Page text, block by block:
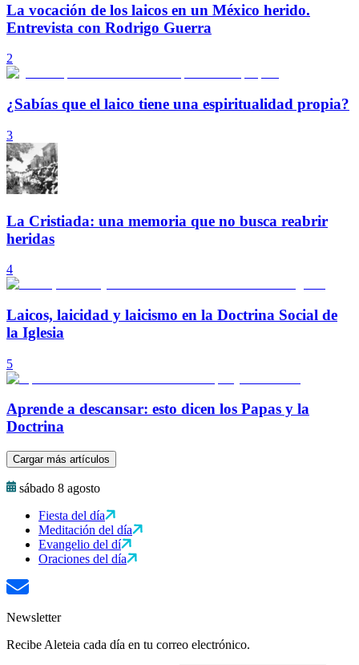
La vocación de los laicos en un México herido.
Entrevista con Rodrigo Guerra
2
¿Sabías que el laico tiene una espiritualidad propia?
3
La Cristiada: una memoria que no busca reabrir
heridas
4
Laicos, laicidad y laicismo en la Doctrina Social de
la Iglesia
5
Aprende a descansar: esto dicen los Papas y la
Doctrina
Cargar más artículos
sábado 8 agosto
Fiesta del día
Meditación del día
Evangelio del dí
Oraciones del día
Newsletter
Recibe Aleteia cada día en tu correo electrónico.